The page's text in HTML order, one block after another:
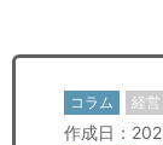
お問い合わせ
日本人にPR
コラム 経営
作成日：